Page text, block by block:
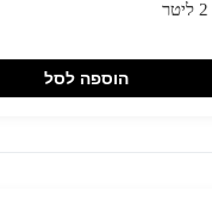
הוספה לסל